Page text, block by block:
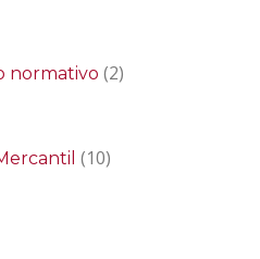
normativo (2)
(10)